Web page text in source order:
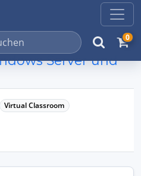
0
Server und
Virtual Classroom